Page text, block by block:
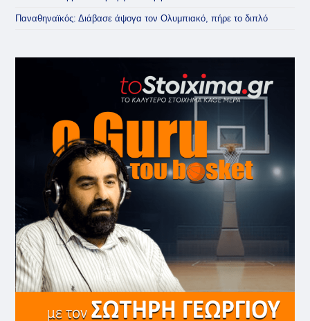
Παναθηναϊκός: Διάβασε άψογα τον Ολυμπιακό, πήρε το διπλό